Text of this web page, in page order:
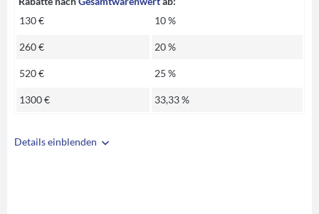
Details einblenden
130 €
10 %
260 € 20 %
520 € 25 %
1300 € 33,33 %